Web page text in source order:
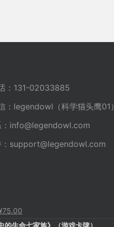
131-02033885
（科学猫头鹰01）
info@legendowl.com
support@legendowl.com
75.00